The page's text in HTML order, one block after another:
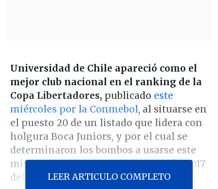
Universidad de Chile apareció como el
mejor club nacional en el ranking de la
Copa Libertadores, publicado este
miércoles por la Conmebol, al situarse en
el puesto 20 de un listado que lidera con
holgura Boca Juniors, y por el cual se
determinaron los bombos a usarse este
mismo día en el sorteo de la versión 2017
del torneo.LEER ARTICULO COMPLETO